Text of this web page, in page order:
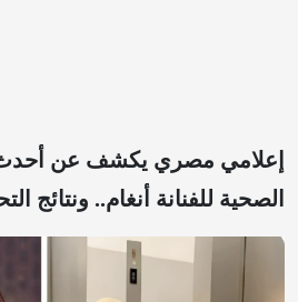
إعلامي مصري يكشف عن أحدث
الصحية للفنانة أنغام.. ونتائج